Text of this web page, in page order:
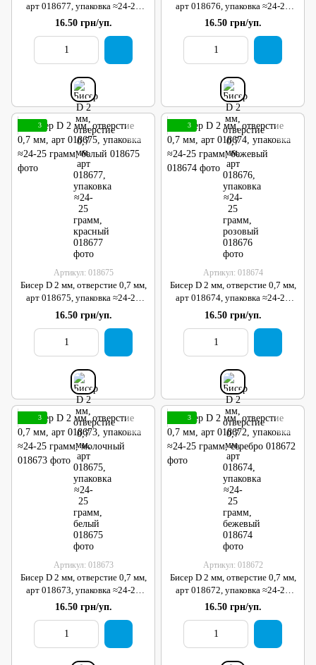
арт 018677, упаковка ≈24-25
грамм, красный
16.50 грн/уп.
арт 018676, упаковка ≈24-25
грамм, розовый
16.50 грн/уп.
3
Артикул: 018675
Бисер D 2 мм, отверстие 0,7 мм,
арт 018675, упаковка ≈24-25
грамм, белый
16.50 грн/уп.
3
Артикул: 018674
Бисер D 2 мм, отверстие 0,7 мм,
арт 018674, упаковка ≈24-25
грамм, бежевый
16.50 грн/уп.
3
Артикул: 018673
Бисер D 2 мм, отверстие 0,7 мм,
арт 018673, упаковка ≈24-25
грамм, молочный
16.50 грн/уп.
3
Артикул: 018672
Бисер D 2 мм, отверстие 0,7 мм,
арт 018672, упаковка ≈24-25
грамм, серебро
16.50 грн/уп.